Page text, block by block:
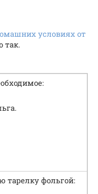
условиях от
так.
тарелку фольгой: